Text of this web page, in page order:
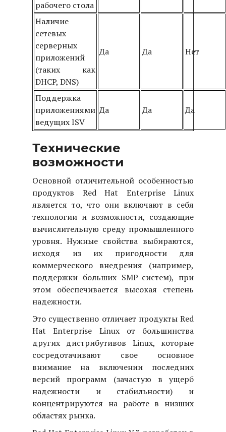
рабочего стола
Наличие
сетевых
серверных
приложений
(таких как
DHCP, DNS)
Да Да Нет
Поддержка
приложениями
ведущих ISV
Да Да Да
Технические
возможности
Основной отличительной особенностью
продуктов Red Hat Enterprise Linux
является то, что они включают в себя
технологии и возможности, создающие
вычислительную среду промышленного
уровня. Нужные свойства выбираются,
исходя из их пригодности для
коммерческого внедрения (например,
поддержки больших SMP-систем), при
этом обеспечивается высокая степень
надежности.
Это существенно отличает продукты Red
Hat Enterprise Linux от большинства
других дистрибутивов Linux, которые
сосредотачивают свое основное
внимание на включении последних
версий программ (зачастую в ущерб
надежности и стабильности) и
концентрируются на работе в низших
областях рынка.